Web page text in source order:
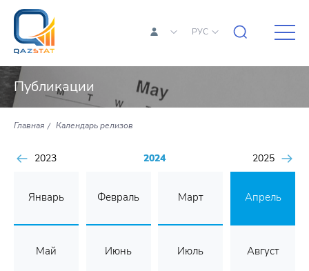
РУС
Публикации
Главная Календарь релизов
2023 2024 2025
Январь Февраль Март Апрель
Май Июнь Июль Август